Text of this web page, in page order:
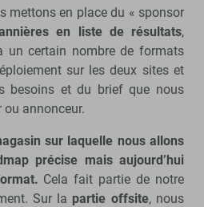
mettons en place du « sponsor
en liste de résultats,
un certain nombre de formats
sur les deux sites et
besoins et du brief que nous
annonceur.
sur laquelle nous allons
précise mais aujourd’hui
Cela fait partie de notre
Sur la partie offsite, nous